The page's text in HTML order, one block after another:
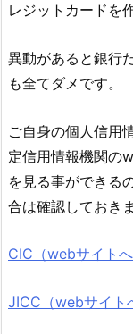
レジットカードを
異動があると銀行
も全てダメです。
ご自身の個人信用
定信用情報機関の
を見る事ができる
合は確認しておき
CIC（webサイトへ
JICC（webサイト